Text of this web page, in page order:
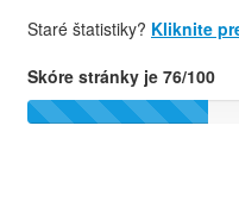
Staré štatistiky? Kliknite
Skóre stránky je 76/100